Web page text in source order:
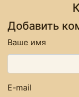
Добавить
Ваше имя
E-mail